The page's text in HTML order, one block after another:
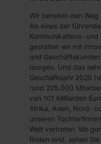
Wir bereiten den
Als eines der
Kommunikations-
gestalten wir mit
und
morgen. Und das
Geschäftsjahr 2020
rund 226.000
von 101 Milliarden
Afrika, Asien, Nord-
unseren
Welt vertreten. Wo
finden sind, sehen Sie